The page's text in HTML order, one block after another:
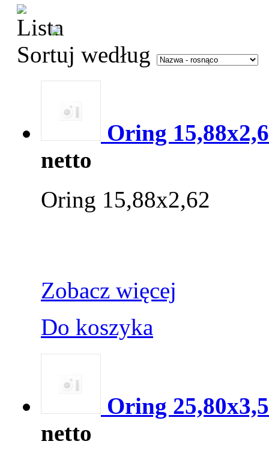
Sortuj według
Oring
netto
Oring 15,88x2,62
Zobacz więcej
Do koszyka
Oring
netto